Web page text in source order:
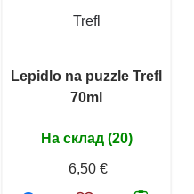
Trefl
Lepidlo na puzzle Trefl
70ml
На склад (20)
6,50 €